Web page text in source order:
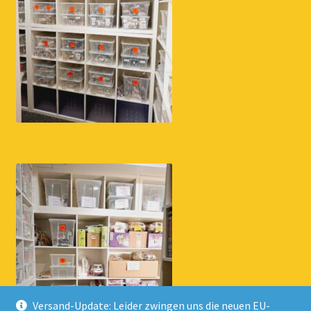
Versand-Update: Leider zwingen uns die neuen EU-